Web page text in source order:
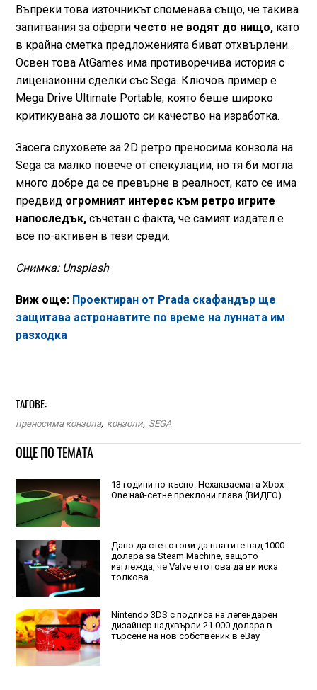
Въпреки това източникът споменава също, че такива
запитвания за оферти често не водят до нищо,като
в крайна сметка предложенията биват отхвърлени.
Освен това AtGames има противоречива история с
лицензионни сделки със Sega. Ключов пример е
Mega Drive Ultimate Portable, която беше широко
критикувана за лошото си качество на изработка.
Засега слуховете за 2D ретро преносима конзола на
Sega са малко повече от спекулации, но тя би могла
много добре да се превърне в реалност, като се има
предвидогромният интерес към ретро игрите
напоследък,съчетан с факта, че самият издател е
все по-активен в тези среди.
Снимка: Unsplash
Виж още: Проектиран от Prada скафандър ще
защитава астронавтите по време на лунната им
разходка
ТАГОВЕ:
преносима конзола, конзоли, SEGA
ОЩЕ ПО ТЕМАТА
13 години по-късно: Нехакваемата Xbox
One най-сетне преклони глава (ВИДЕО)
Дано да сте готови да платите над 1000
долара за Steam Machine, защото
изглежда, че Valve е готова да ви иска
толкова
Nintendo 3DS с подписа на легендарен
дизайнер надхвърли 21 000 долара в
търсене на нов собственик в eBay